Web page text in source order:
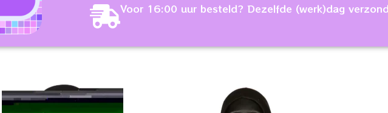
Voor 16:00 uur besteld? Dezelfde (werk)dag